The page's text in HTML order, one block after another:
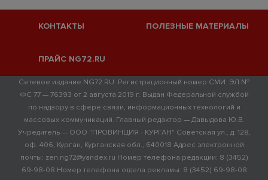
КОНТАКТЫ ПОЛЕЗНЫЕ МАТЕРИАЛЫ
ПРАЙС NG72.RU
Сетевое издание NG72.RU. Регистрационный номер СМИ: ЭЛ №
ФС 77 — 76393 от 2 августа 2019 г. Выдан Федеральной службой
по надзору в сфере связи, информационных технологий и
массовых коммуникаций. Главный редактор — Давыдова Ю.В.
Учредитель — ООО "ПРОВИНЦИЯ - КУРГАН" Советская ул., д. 128,
оф. 406, Курган, Курганская обл., 640018 Адрес электронной
почты: zen.ng72@yandex.ru Номер телефона редакции: 8 (3452)
69-98-08 Номер телефона отдела рекламы: 8 (3452) 69-98-08